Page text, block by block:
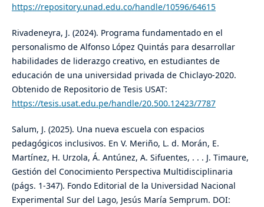
https://repository.unad.edu.co/handle/10596/64615
Rivadeneyra, J. (2024). Programa fundamentado en el
personalismo de Alfonso López Quintás para desarrollar
habilidades de liderazgo creativo, en estudiantes de
educación de una universidad privada de Chiclayo-2020.
Obtenido de Repositorio de Tesis USAT:
https://tesis.usat.edu.pe/handle/20.500.12423/7787
Salum, J. (2025). Una nueva escuela con espacios
pedagógicos inclusivos. En V. Meriño, L. d. Morán, E.
Martínez, H. Urzola, Á. Antúnez, A. Sifuentes, . . . J. Timaure,
Gestión del Conocimiento Perspectiva Multidisciplinaria
(págs. 1-347). Fondo Editorial de la Universidad Nacional
Experimental Sur del Lago, Jesús María Semprum. DOI: